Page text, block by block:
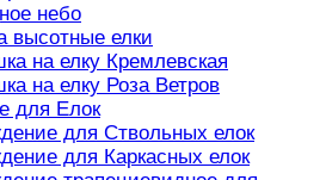
небо
высотные елки
на елку Кремлевская
на елку Роза Ветров
для Елок
для Ствольных елок
для Каркасных елок